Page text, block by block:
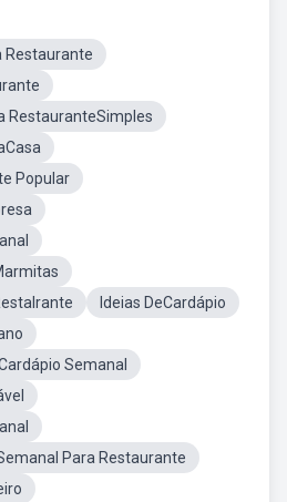
Restaurante
RestauranteSimples
Popular
Ideias DeCardápio
Semanal
Para Restaurante